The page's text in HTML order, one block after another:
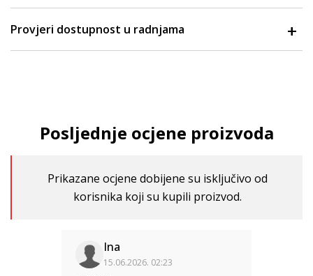
Provjeri dostupnost u radnjama
Posljednje ocjene proizvoda
Prikazane ocjene dobijene su isključivo od
korisnika koji su kupili proizvod.
Ina
15.06.2026. 02:23